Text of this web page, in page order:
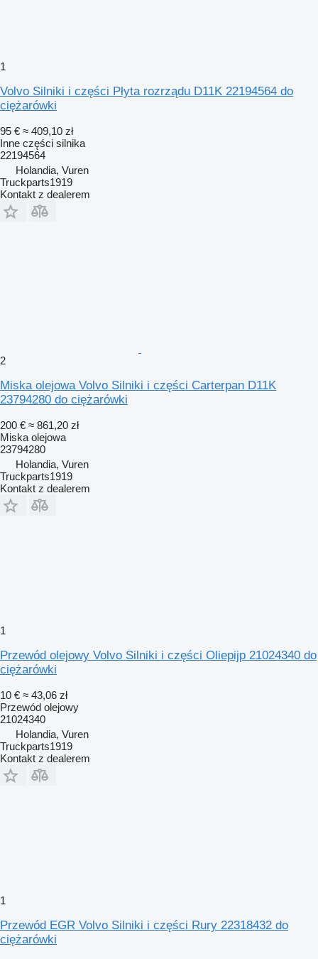
1
Volvo Silniki i części Płyta rozrządu D11K 22194564 do
ciężarówki
95 € ≈ 409,10 zł
Inne części silnika
22194564
Holandia, Vuren
Truckparts1919
Kontakt z dealerem
2
Miska olejowa Volvo Silniki i części Carterpan D11K
23794280 do ciężarówki
200 € ≈ 861,20 zł
Miska olejowa
23794280
Holandia, Vuren
Truckparts1919
Kontakt z dealerem
1
Przewód olejowy Volvo Silniki i części Oliepijp 21024340 do
ciężarówki
10 € ≈ 43,06 zł
Przewód olejowy
21024340
Holandia, Vuren
Truckparts1919
Kontakt z dealerem
1
Przewód EGR Volvo Silniki i części Rury 22318432 do
ciężarówki